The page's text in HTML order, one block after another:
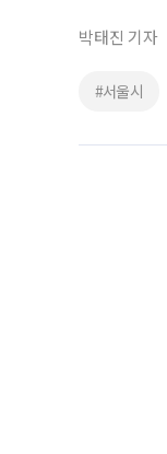
박태진 기자
#서울시